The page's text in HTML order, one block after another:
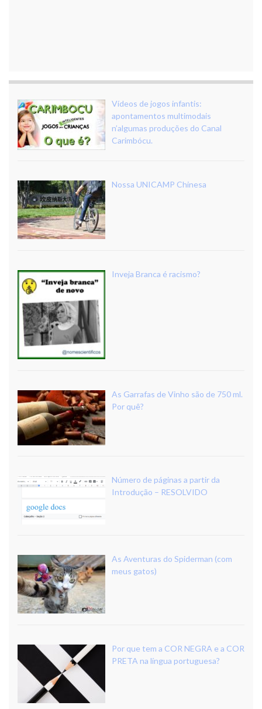
Vídeos de jogos infantis:
apontamentos multimodais
n’algumas produções do Canal
Carimbócu.
Nossa UNICAMP Chinesa
Inveja Branca é racismo?
As Garrafas de Vinho são de 750 ml.
Por quê?
Número de páginas a partir da
Introdução – RESOLVIDO
As Aventuras do Spiderman (com
meus gatos)
Por que tem a COR NEGRA e a COR
PRETA na língua portuguesa?